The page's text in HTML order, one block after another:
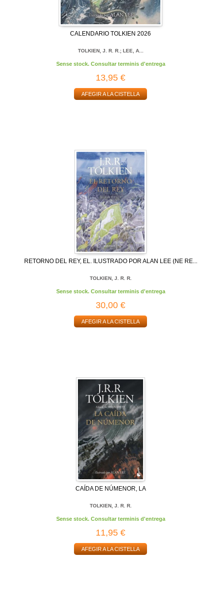
CALENDARIO TOLKIEN 2026
TOLKIEN, J. R. R.; LEE, A...
Sense stock. Consultar terminis d'entrega
13,95 €
AFEGIR A LA CISTELLA
RETORNO DEL REY, EL. ILUSTRADO POR ALAN LEE (NE RE...
TOLKIEN, J. R. R.
Sense stock. Consultar terminis d'entrega
30,00 €
AFEGIR A LA CISTELLA
CAÍDA DE NÚMENOR, LA
TOLKIEN, J. R. R.
Sense stock. Consultar terminis d'entrega
11,95 €
AFEGIR A LA CISTELLA